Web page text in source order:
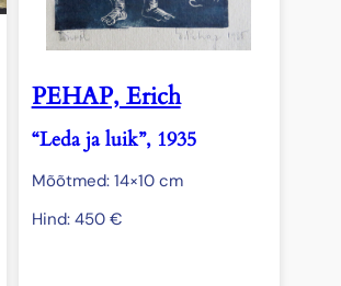
PEHAP, Erich
“Leda ja luik”, 1935
Mõõtmed: 14×10 cm
Hind: 450 €